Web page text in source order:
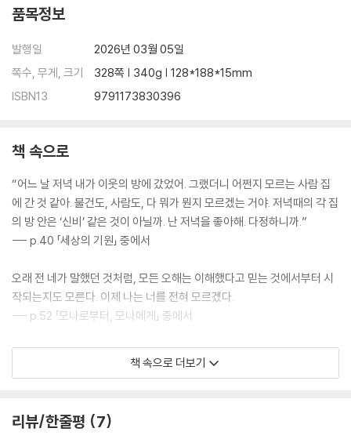
품목정보
발행일
2026년 03월 05일
쪽수, 무게, 크기
328쪽 | 340g | 128*188*15mm
ISBN13
9791173830396
책 속으로
“어느 날 저녁 내가 이웃의 방에 갔었어. 그랬더니 어쩐지 모르는 사람 집
에 간 것 같아. 물건도, 사람도, 다 뭐가 뭔지 모르겠는 거야. 저녁때의 각 집
의 방 안은 ‘신비’ 같은 것이 아닐까. 난 저녁을 좋아해. 다정하니까.”
--- p.40 「세상의 기원」 중에서
오래 전 네가 말했던 것처럼, 모든 오해는 이해했다고 믿는 것에서부터 시
작되는지도 모른다. 이제 나는 너를 전혀 모르겠다.
--- p.52 「모나로부터, 모나에게」 중에서
“돋보인다고 하지 않고 돋보여야 한다고 했어요. 그리고 자신을 숨겨야 한
다고 했고. 그 이유는 뭘까요?”(…)
--- p.100 「소셜 다이닝」 중에서
책 속으로 더보기
리뷰/한줄평 7